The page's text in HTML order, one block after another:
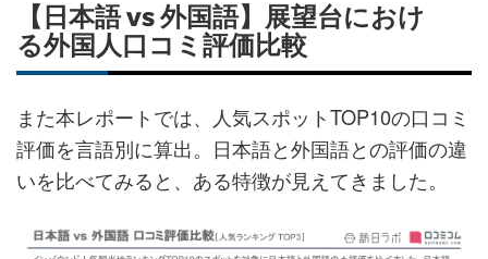
【日本語 vs 外国語】展望台におけ
る外国人口コミ評価比較
また本レポートでは、人気スポットTOP10の口コミ
評価を言語別に算出。日本語と外国語との評価の違
いを比べてみると、ある特徴が見えてきました。